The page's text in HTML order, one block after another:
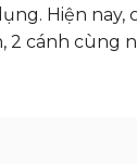
Hiện nay,
2 cánh cùng